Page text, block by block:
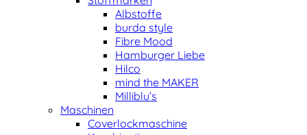
Albstoffe
burda style
Fibre Mood
Hamburger Liebe
Hilco
mind the MAKER
Milliblu’s
Maschinen
Coverlockmaschine